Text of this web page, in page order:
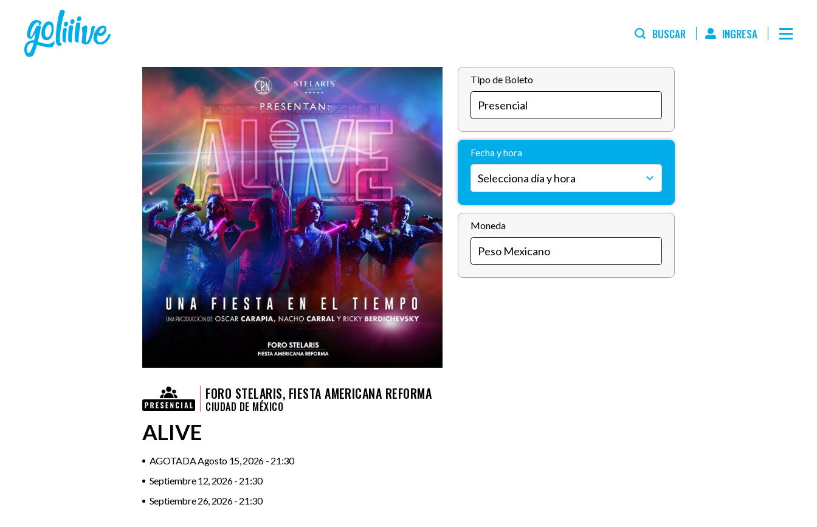
BUSCAR INGRESA
FORO STELARIS, FIESTA AMERICANA REFORMA
CIUDAD DE MÉXICO
ALIVE
AGOTADA Agosto 15, 2026 - 21:30
Septiembre 12, 2026 - 21:30
Septiembre 26, 2026 - 21:30
Tipo de Boleto
Fecha y hora
Moneda